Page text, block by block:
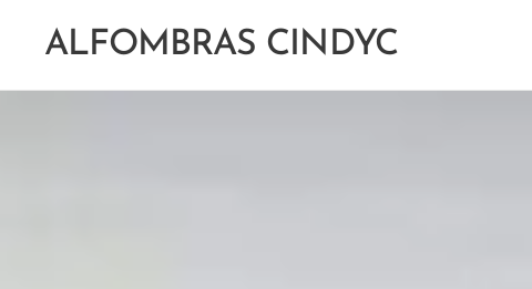
ALFOMBRAS CINDYC